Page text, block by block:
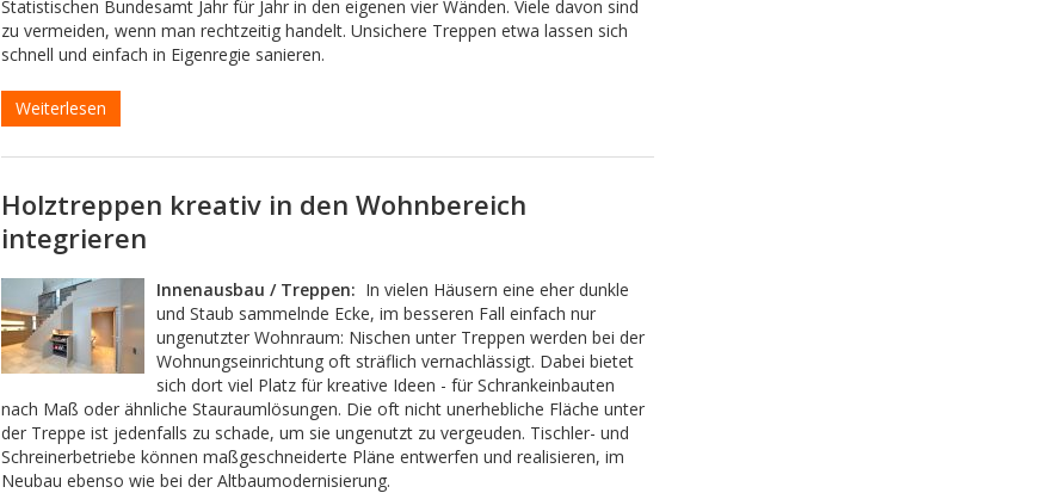
Statistischen Bundesamt Jahr für Jahr in den eigenen vier Wänden. Viele davon sind
zu vermeiden, wenn man rechtzeitig handelt. Unsichere Treppen etwa lassen sich
schnell und einfach in Eigenregie sanieren.
Weiterlesen
Holztreppen kreativ in den Wohnbereich
integrieren
Innenausbau / Treppen: In vielen Häusern eine eher dunkle
und Staub sammelnde Ecke, im besseren Fall einfach nur
ungenutzter Wohnraum: Nischen unter Treppen werden bei der
Wohnungseinrichtung oft sträflich vernachlässigt. Dabei bietet
sich dort viel Platz für kreative Ideen - für Schrankeinbauten
nach Maß oder ähnliche Stauraumlösungen. Die oft nicht unerhebliche Fläche unter
der Treppe ist jedenfalls zu schade, um sie ungenutzt zu vergeuden. Tischler- und
Schreinerbetriebe können maßgeschneiderte Pläne entwerfen und realisieren, im
Neubau ebenso wie bei der Altbaumodernisierung.